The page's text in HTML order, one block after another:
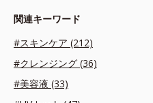
関連キーワード
#スキンケア (212)
#クレンジング (36)
#美容液 (33)